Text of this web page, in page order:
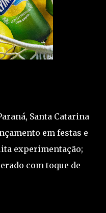
Santa Catarina
em festas e
experimentação;
com toque de